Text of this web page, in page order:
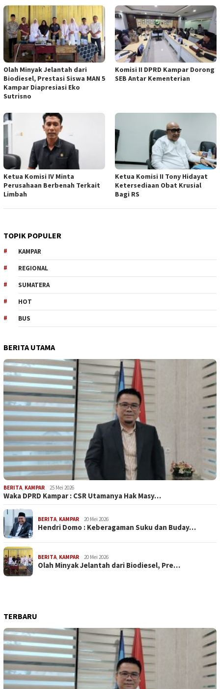
Olah Minyak Jelantah dari
Biodiesel, Prestasi Siswa MAN 5
Kampar Diapresiasi Eko
Sutrisno
Komisi II DPRD Kampar Dorong
SEB Antar Kementerian
Ketua Komisi IV Minta
Perusahaan Berbenah Terkait
Limbah
Ketua Komisi II Tony Hidayat
Ketersediaan Obat Krusial
Bagi RS
TOPIK POPULER
KAMPAR
REGIONAL
SUMATERA
HOT
BUS
BERITA UTAMA
BERITA, KAMPAR 25 Mei 2026
Waka DPRD Kampar : CSR Utamanya Hak Masy…
BERITA, KAMPAR 20 Mei 2026
Hendri Domo : Keberagaman Suku dan Buday…
BERITA, KAMPAR 20 Mei 2026
Olah Minyak Jelantah dari Biodiesel, Pre…
TERBARU